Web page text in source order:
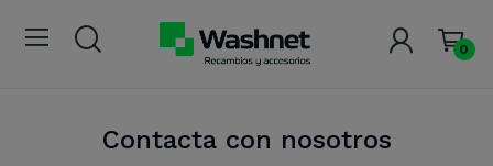
0
Contacta con nosotros